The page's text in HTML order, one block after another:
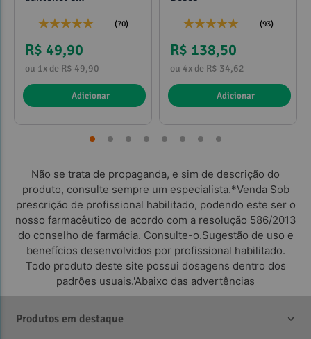
Referências:
(70)
R$ 49,90
ou 1x de R$ 49,90
Adicionar
(93)
R$ 138,50
ou 4x de R$ 34,62
Adicionar
Não se trata de propaganda, e sim de descrição do
produto, consulte sempre um especialista.*Venda Sob
prescrição de profissional habilitado, podendo este ser o
nosso farmacêutico de acordo com a resolução 586/2013
do conselho de farmácia. Consulte-o.Sugestão de uso e
benefícios desenvolvidos por profissional habilitado.
Todo produto deste site possui dosagens dentro dos
padrões usuais.'Abaixo das advertências
Produtos em destaque